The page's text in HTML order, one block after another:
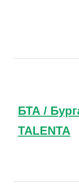
БТА /
TALENTA